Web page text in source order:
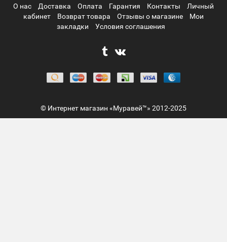
О нас Доставка Оплата Гарантия Контакты
Личный
кабинет
Возврат товара Отзывы о магазине
Мои
закладки
Условия соглашения
© Интернет магазин «Муравей™» 2012-2025